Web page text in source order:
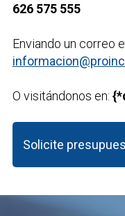
626 575 555
Enviando un correo
O visitándonos en:
Solicite